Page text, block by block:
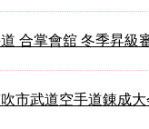
合掌會舘 冬季昇級
市武道空手道錬成